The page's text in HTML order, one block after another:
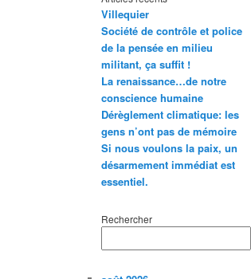
Villequier
Société de contrôle et police
de la pensée en milieu
militant, ça suffit !
La renaissance…de notre
conscience humaine
Dérèglement climatique: les
gens n’ont pas de mémoire
Si nous voulons la paix, un
désarmement immédiat est
essentiel.
Rechercher